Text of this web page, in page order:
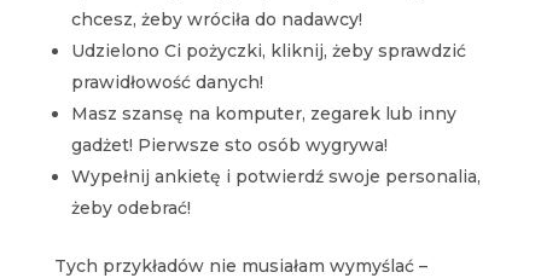
chcesz, żeby wróciła do nadawcy!
Udzielono Ci pożyczki, kliknij, żeby sprawdzić
prawidłowość danych!
Masz szansę na komputer, zegarek lub inny
gadżet! Pierwsze sto osób wygrywa!
Wypełnij ankietę i potwierdź swoje personalia,
żeby odebrać!
Tych przykładów nie musiałam wymyślać –